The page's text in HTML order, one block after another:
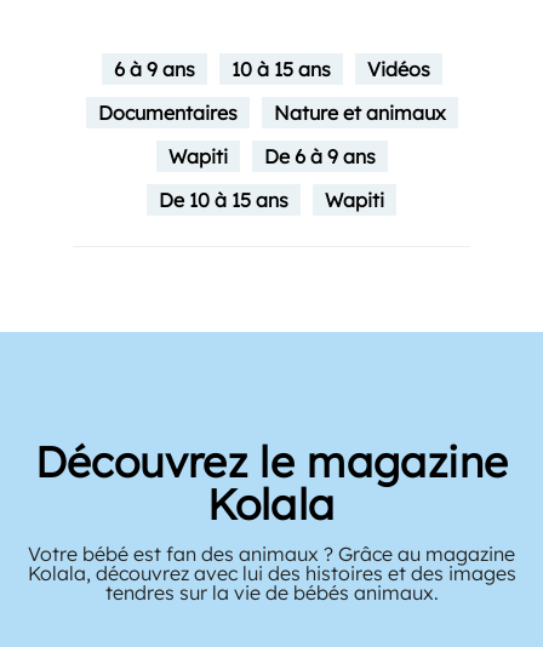
6 à 9 ans 10 à 15 ans
Vidéos
Documentaires
Nature et animaux
Wapiti
De 6 à 9 ans
De 10 à 15 ans
Wapiti
Découvrez le magazine
Kolala
Votre bébé est fan des animaux ? Grâce au magazine
Kolala, découvrez avec lui des histoires et des images
tendres sur la vie de bébés animaux.